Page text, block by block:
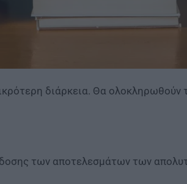
διάρκεια. Θα
των αποτελεσμάτων των